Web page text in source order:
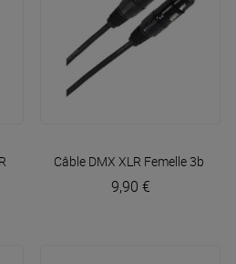
mâle 3b 6m EasyPlugger
Câble DMX XLR Femelle 3b -
9,90 €